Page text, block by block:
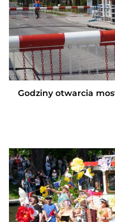
Godziny otwarcia